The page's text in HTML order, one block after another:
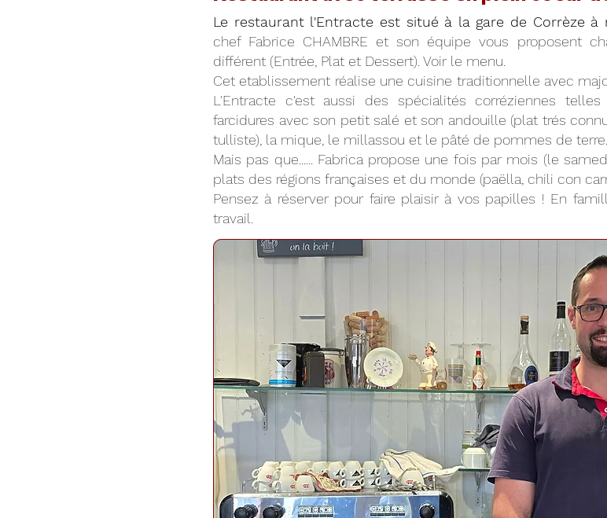
Le restaurant l'Entracte est situé à la gare de Corrèze
chef Fabrice CHAMBRE et son équipe vous proposent
différent (Entrée, Plat et Dessert). Voir le menu.
Cet etablissement réalise une cuisine traditionnelle avec
L'Entracte c'est aussi des spécialités corréziennes
farcidures avec son petit salé et son andouille (plat trés
tulliste), la mique, le millassou et le pâté de pommes de terre.
Mais pas que...... Fabrica propose une fois par mois (le
plats des régions françaises et du monde (paëlla, chili con
Pensez à réserver pour faire plaisir à vos papilles ! En
travail.